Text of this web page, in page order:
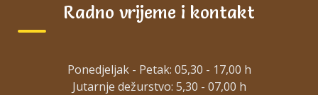
srp 22, 2026
Radno vrijeme i kontakt
Ponedjeljak - Petak: 05,30 - 17,00 h
Jutarnje dežurstvo: 5,30 - 07,00 h